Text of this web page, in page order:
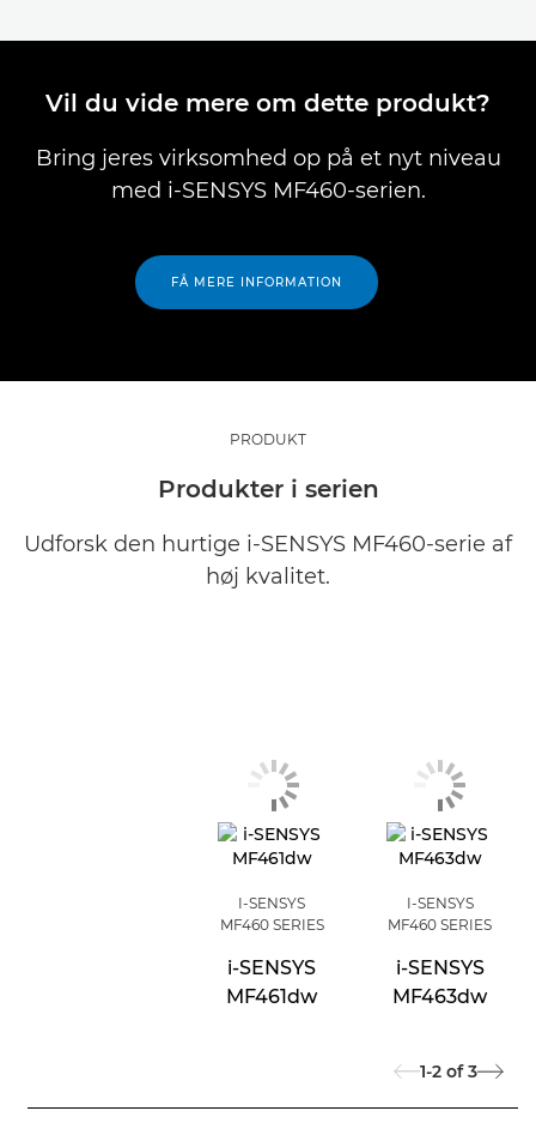
Vil du vide mere om dette produkt?
Bring jeres virksomhed op på et nyt niveau
med i-SENSYS MF460-serien.
FÅ MERE INFORMATION
PRODUKT
Produkter i serien
Udforsk den hurtige i-SENSYS MF460-serie af
høj kvalitet.
I-SENSYS
MF460 SERIES
i-SENSYS
MF461dw
I-SENSYS
MF460 SERIES
i-SENSYS
MF463dw
1-2 of 3